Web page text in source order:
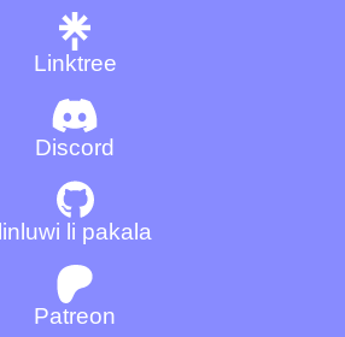
Discord
Linktree
Patreon
linluwi li pakala